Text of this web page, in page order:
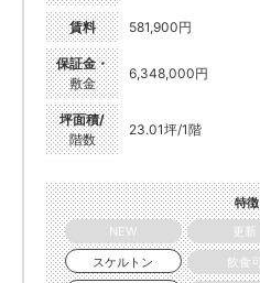
賃料 581,900円
保証金・
敷金
6,348,000円
坪面積/
階数
23.01坪/1階
特徴
NEW
更新
スケルトン
飲食可